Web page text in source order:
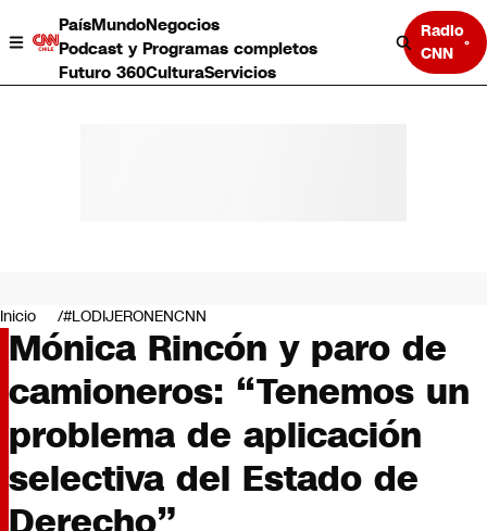
PaísMundoNegocios
Podcast y Programas completos
Futuro 360CulturaServicios
Radio
CNN
Negocios
Deportes
Programas completos
Cultura
Servicios
Bits
CNN tiempo
Futuro 360
Inicio #LODIJERONENCNN
Mónica Rincón y paro de
camioneros: “Tenemos un
problema de aplicación
selectiva del Estado de